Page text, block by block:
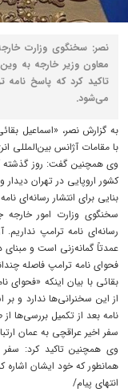
معاون وزیر خارجه به
تاکید کرد که پاسخ نامه
می‌شود.
به گزارش نصر، «اسماعیل
با مقامات آژانس بین‌المللی
وی همچنین گفت: روز گذشته
کشور اروپایی در تهران دیدار
بنایی برای انتشار رسانه‌ای
سخنگوی وزارت امور خارجه
رسانه‌ای نامه ترامپ
عمدتاً گمانه‌زنی است و مبنای
فحوای نامه ترامپ فاصله
بقائی با بیان اینکه
از این سخنرانی‌ها ندارد و
نامه بعد از تکمیل بررسی‌ها
سفر اخیر عراقچی به عمان
وی همچنین تاکید کرد: سفر
همانطور که خود ایشان اشاره
انتهای پیام/